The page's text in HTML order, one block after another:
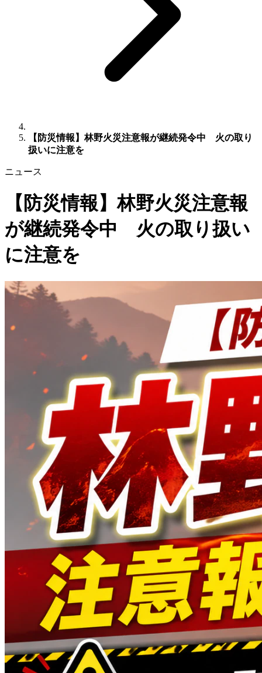
【防災情報】林野火災注意報が継続発令中 火の取り
扱いに注意を
ニュース
【防災情報】林野火災注意報
が継続発令中 火の取り扱い
に注意を